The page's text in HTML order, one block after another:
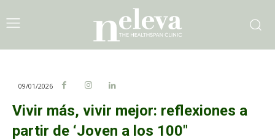
09/01/2026
Vivir más, vivir mejor: reflexiones a
partir de ‘Joven a los 100″